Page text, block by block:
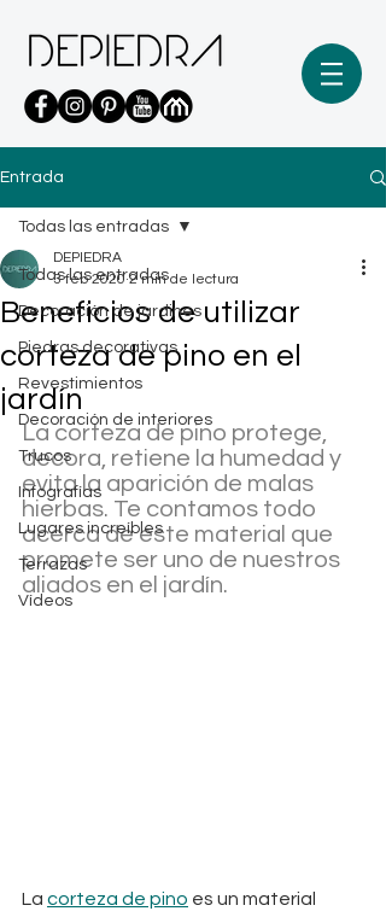
Entrada
Todas las entradas
Decoración de jardines
Piedras decorativas
Revestimientos
Decoración de interiores
Trucos
Infografías
Lugares increíbles
Terrazas
Vídeos
Todas las entradas
Beneficios de utilizar
corteza de pino en el
jardín
DEPIEDRA
3 feb 2020 2 min de lectura
La corteza de pino protege,
decora, retiene la humedad y
evita la aparición de malas
hierbas. Te contamos todo
acerca de este material que
promete ser uno de nuestros
aliados en el jardín.
La corteza de pino es un material